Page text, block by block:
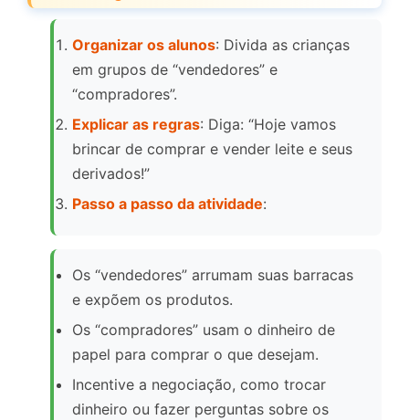
Organizar os alunos: Divida as crianças
em grupos de “vendedores” e
“compradores”.
Explicar as regras: Diga: “Hoje vamos
brincar de comprar e vender leite e seus
derivados!”
Passo a passo da atividade:
Os “vendedores” arrumam suas barracas
e expõem os produtos.
Os “compradores” usam o dinheiro de
papel para comprar o que desejam.
Incentive a negociação, como trocar
dinheiro ou fazer perguntas sobre os